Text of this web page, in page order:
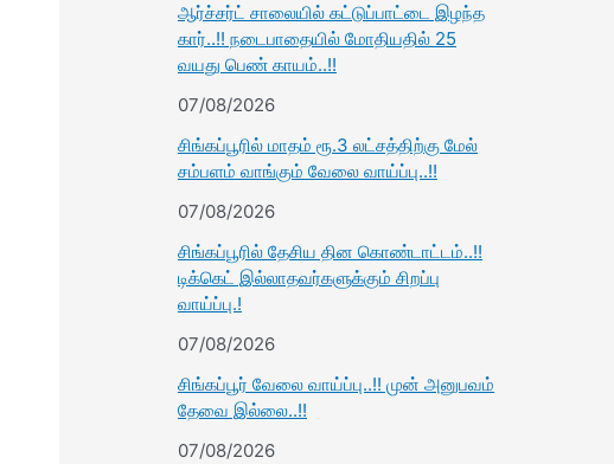
ஆர்ச்சர்ட் சாலையில் கட்டுப்பாட்டை இழந்த
கார்..!! நடைபாதையில் மோதியதில் 25
வயது பெண் காயம்..!!
07/08/2026
சிங்கப்பூரில் மாதம் ரூ.3 லட்சத்திற்கு மேல்
சம்பளம் வாங்கும் வேலை வாய்ப்பு..!!
07/08/2026
சிங்கப்பூரில் தேசிய தின கொண்டாட்டம்..!!
டிக்கெட் இல்லாதவர்களுக்கும் சிறப்பு
வாய்ப்பு.!
07/08/2026
சிங்கப்பூர் வேலை வாய்ப்பு..!! முன் அனுபவம்
தேவை இல்லை..!!
07/08/2026